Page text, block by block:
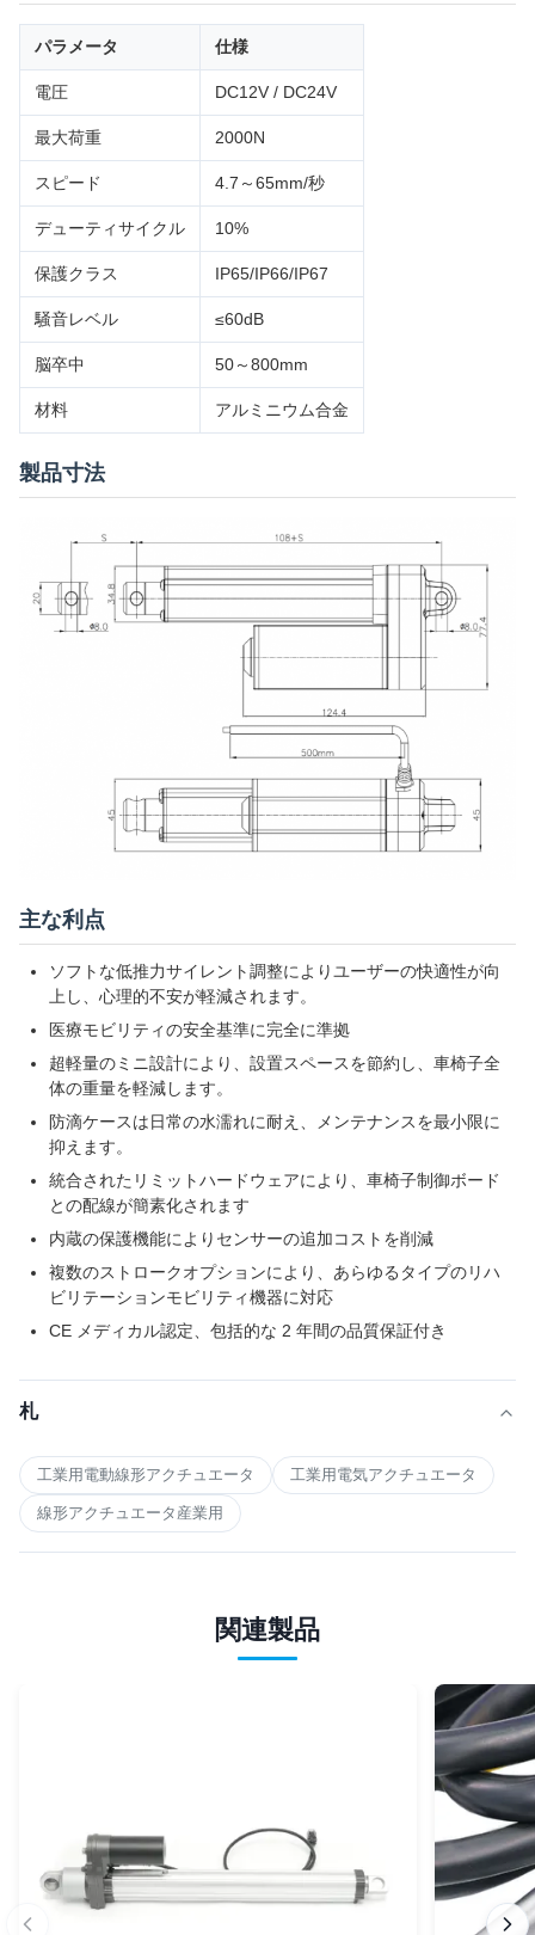
パラメータ 仕様
電圧 DC12V / DC24V
最大荷重 2000N
スピード 4.7～65mm/秒
デューティサイクル 10%
保護クラス IP65/IP66/IP67
騒音レベル ≤60dB
脳卒中 50～800mm
材料 アルミニウム合金
製品寸法
主な利点
ソフトな低推力サイレント調整によりユーザーの快適性が向
上し、心理的不安が軽減されます。
医療モビリティの安全基準に完全に準拠
超軽量のミニ設計により、設置スペースを節約し、車椅子全
体の重量を軽減します。
防滴ケースは日常の水濡れに耐え、メンテナンスを最小限に
抑えます。
統合されたリミットハードウェアにより、車椅子制御ボード
との配線が簡素化されます
内蔵の保護機能によりセンサーの追加コストを削減
複数のストロークオプションにより、あらゆるタイプのリハ
ビリテーションモビリティ機器に対応
CE メディカル認定、包括的な 2 年間の品質保証付き
札
工業用電動線形アクチュエータ 工業用電気アクチュエータ
線形アクチュエータ産業用
関連製品